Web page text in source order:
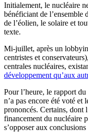
Initialement, le nucléaire
bénéficiant de l’ensemble
de l’éolien, le solaire et
texte.
Mi-juillet, après un
centristes et
centrales nucléaires,
développement qu’aux
Pour l’heure, le rapport
n’a pas encore été voté et
prononcés. Certains, dont
financement du nucléaire
s’opposer aux